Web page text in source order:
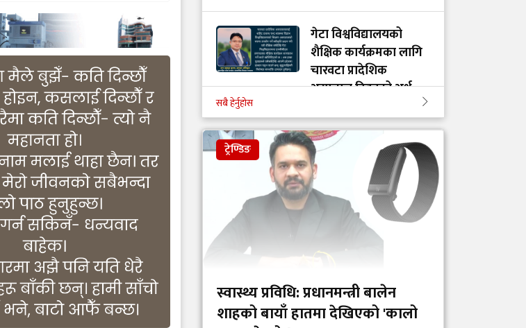
गेटा विश्वविद्यालयको
शैक्षिक कार्यक्रमका लागि
चारवटा प्रादेशिक
अस्पताल दिइनुको अर्थ
गाभीले नेपाललाई ३ करोड
९६ लाख डलर बराबरको
खोप र १ करोड ८० लाख
डलर अनुदान दिने
आईसीयूमा रहेका
आन्दोलनरत इन्टर्न
सम्बोधन गर्न सांसद खुस्बु
ओलीको आग्रह
सबै हेर्नुहोस
ट्रेण्डिङ
स्वास्थ्य प्रविधि: प्रधानमन्त्री बालेन
शाहको बायाँ हातमा देखिएको 'कालो